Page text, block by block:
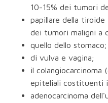
10-15% dei tumori
papillare della
dei tumori maligni a
quello dello stomaco;
di vulva e vagina;
il colangiocarcinoma
epiteliali costituenti
adenocarcinoma